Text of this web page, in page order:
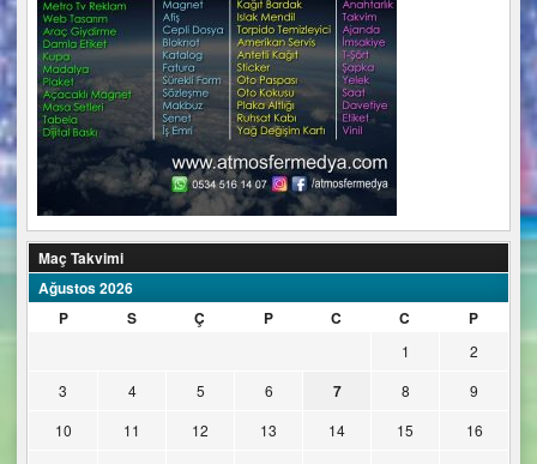
Maç Takvimi
Ağustos 2026
P
S Ç P C C P
1
2
3
4 5 6 7 8
9
10
11 12 13 14 15
16